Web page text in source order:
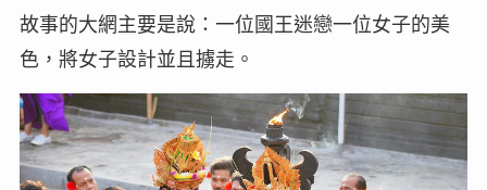
故事的大網主要是說：一位國王迷戀一位女子的美
色，將女子設計並且擄走。